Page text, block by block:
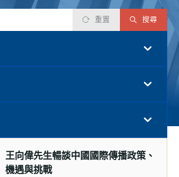
重置 搜尋
王向偉先生暢談中國國際傳播政策、
機遇與挑戰